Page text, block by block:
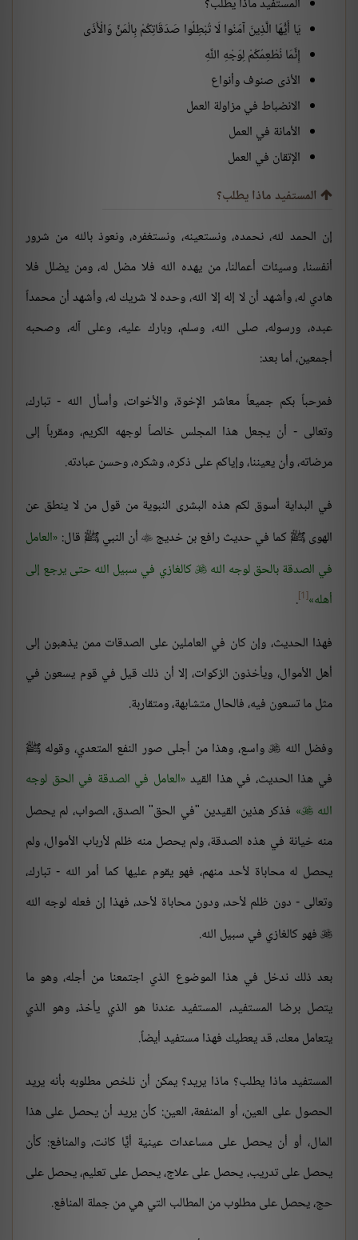
المستفيد ماذا يطلب؟
يَا أَيُّهَا الَّذِينَ آمَنُوا لَا تُبْطِلُوا صَدَقَاتِكُمْ بِالْمَنِّ وَالْأَذَى
إِنَّمَا نُطْعِمُكُمْ لِوَجْهِ اللَّهِ
الأذى صنوف وأنواع
الانضباط في مزاولة العمل
الأمانة في العمل
الإتقان في العمل
المستفيد ماذا يطلب؟
إن الحمد لله، نحمده، ونستعينه، ونستغفره، ونعوذ بالله من شرور
أنفسنا، وسيئات أعمالنا، من يهده الله فلا مضل له، ومن يضلل فلا
هادي له، وأشهد أن لا إله إلا الله، وحده لا شريك له، وأشهد أن محمداً
عبده، ورسوله، صلى الله، وسلم، وبارك عليه، وعلى آله، وصحبه
أجمعين، أما بعد:
فمرحباً بكم جميعاً معاشر الإخوة، والأخوات، وأسأل الله - تبارك،
وتعالى - أن يجعل هذا المجلس خالصاً لوجهه الكريم، ومقرباً إلى
مرضاته، وأن يعيننا، وإياكم على ذكره، وشكره، وحسن عبادته.
في البداية أسوق لكم هذه البشرى النبوية من قول من لا ينطق عن
الهوى ﷺ كما في حديث رافع بن خديج  أن النبي ﷺ قال: العامل
في الصدقة بالحق لوجه الله كالغازي في سبيل الله حتى يرجع إلى
أهله [1]
.
فهذا الحديث، وإن كان في العاملين على الصدقات ممن يذهبون إلى
أهل الأموال، ويأخذون الزكوات، إلا أن ذلك قيل في قوم يسعون في
مثل ما تسعون فيه، فالحال متشابهة، ومتقاربة.
وفضل الله واسع، وهذا من أجلى صور النفع المتعدي، وقوله ﷺ
في هذا الحديث، في هذا القيد العامل في الصدقة في الحق لوجه
الله
فذكر هذين القيدين "في الحق" الصدق، الصواب، لم يحصل
منه خيانة في هذه الصدقة، ولم يحصل منه ظلم لأرباب الأموال، ولم
يحصل له محاباة لأحد منهم، فهو يقوم عليها كما أمر الله - تبارك،
وتعالى - دون ظلم لأحد، ودون محاباة لأحد، فهذا إن فعله لوجه الله
 فهو كالغازي في سبيل الله.
بعد ذلك ندخل في هذا الموضوع الذي اجتمعنا من أجله، وهو ما
يتصل برضا المستفيد، المستفيد عندنا هو الذي يأخذ، وهو الذي
يتعامل معك، قد يعطيك فهذا مستفيد أيضاً.
المستفيد ماذا يطلب؟ ماذا يريد؟ يمكن أن نلخص مطلوبه بأنه يريد
الحصول على العين، أو المنفعة، العين: كأن يريد أن يحصل على هذا
المال، أو أن يحصل على مساعدات عينية أيًّا كانت، والمنافع: كأن
يحصل على تدريب، يحصل على علاج، يحصل على تعليم، يحصل على
حج، يحصل على مطلوب من المطالب التي هي من جملة المنافع.